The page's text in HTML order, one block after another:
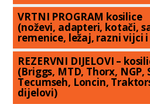
VRTNI PROGRAM kosilice
(noževi, adapteri, kotači,
remenice, ležaj, razni vijci
REZERVNI DIJELOVI –
(Briggs, MTD, Thorx, NGP,
Tecumseh, Loncin,
dijelovi)